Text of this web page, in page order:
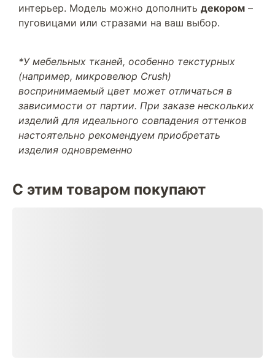
интерьер. Модель можно дополнить декором –
пуговицами или стразами на ваш выбор.
*У мебельных тканей, особенно текстурных
(например, микровелюр Crush)
воспринимаемый цвет может отличаться в
зависимости от партии. При заказе нескольких
изделий для идеального совпадения оттенков
настоятельно рекомендуем приобретать
изделия одновременно
С этим товаром покупают